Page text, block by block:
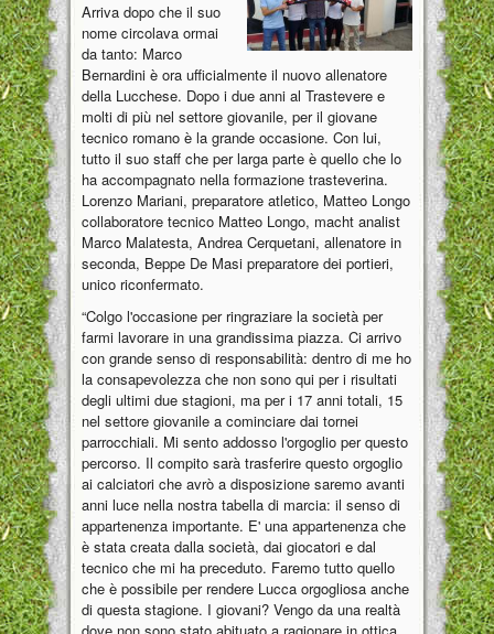
Arriva dopo che il suo
nome circolava ormai
da tanto: Marco
Bernardini è ora ufficialmente il nuovo allenatore
della Lucchese. Dopo i due anni al Trastevere e
molti di più nel settore giovanile, per il giovane
tecnico romano è la grande occasione. Con lui,
tutto il suo staff che per larga parte è quello che lo
ha accompagnato nella formazione trasteverina.
Lorenzo Mariani, preparatore atletico, Matteo Longo
collaboratore tecnico Matteo Longo, macht analist
Marco Malatesta, Andrea Cerquetani, allenatore in
seconda, Beppe De Masi preparatore dei portieri,
unico riconfermato.
“Colgo l'occasione per ringraziare la società per
farmi lavorare in una grandissima piazza. Ci arrivo
con grande senso di responsabilità: dentro di me ho
la consapevolezza che non sono qui per i risultati
degli ultimi due stagioni, ma per i 17 anni totali, 15
nel settore giovanile a cominciare dai tornei
parrocchiali. Mi sento addosso l'orgoglio per questo
percorso. Il compito sarà trasferire questo orgoglio
ai calciatori che avrò a disposizione saremo avanti
anni luce nella nostra tabella di marcia: il senso di
appartenenza importante. E' una appartenenza che
è stata creata dalla società, dai giocatori e dal
tecnico che mi ha preceduto. Faremo tutto quello
che è possibile per rendere Lucca orgogliosa anche
di questa stagione. I giovani? Vengo da una realtà